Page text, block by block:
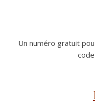
Un numéro gratuit